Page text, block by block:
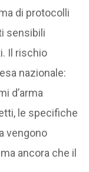
di protocolli
sensibili
Il rischio
nazionale:
d’arma
le specifiche
vengono
ancora che il